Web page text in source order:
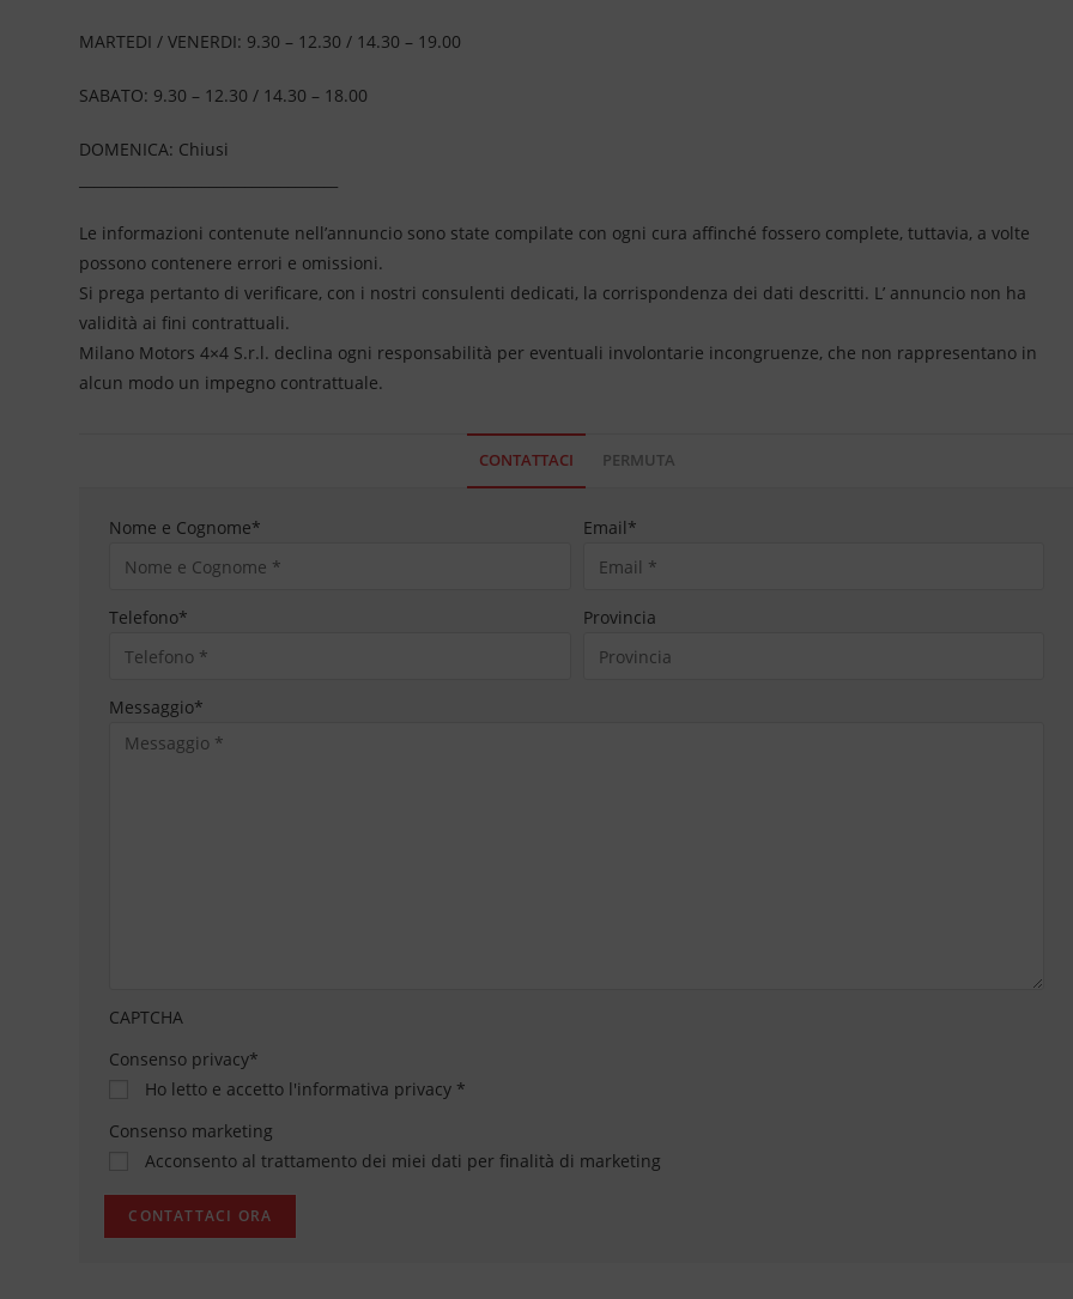
MARTEDI / VENERDI: 9.30 – 12.30 / 14.30 – 19.00
SABATO: 9.30 – 12.30 / 14.30 – 18.00
DOMENICA: Chiusi
Le informazioni contenute nell’annuncio sono state compilate con ogni cura affinché fossero complete, tuttavia, a volte
possono contenere errori e omissioni.
Si prega pertanto di verificare, con i nostri consulenti dedicati, la corrispondenza dei dati descritti. L’ annuncio non ha
validità ai fini contrattuali.
Milano Motors 4×4 S.r.l. declina ogni responsabilità per eventuali involontarie incongruenze, che non rappresentano in
alcun modo un impegno contrattuale.
CONTATTACI PERMUTA
Nome e Cognome* Email*
Telefono* Provincia
Messaggio*
CAPTCHA
Consenso privacy*
Ho letto e accetto l'informativa privacy *
Consenso marketing
Acconsento al trattamento dei miei dati per finalità di marketing